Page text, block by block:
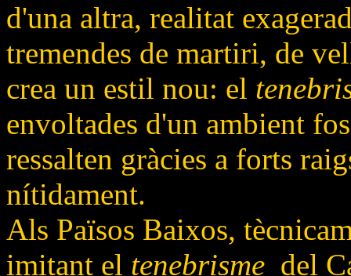
d'una altra, realitat
tremendes de martiri, de
crea un estil nou: el
envoltades d'un ambient
ressalten gràcies a forts
nítidament.
Als Països Baixos,
imitant el tenebrisme del